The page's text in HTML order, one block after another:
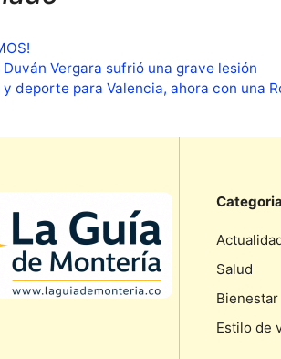
Vergara sufrió una grave lesión
deporte para Valencia, ahora con una
Salud
Bienestar
Estilo de